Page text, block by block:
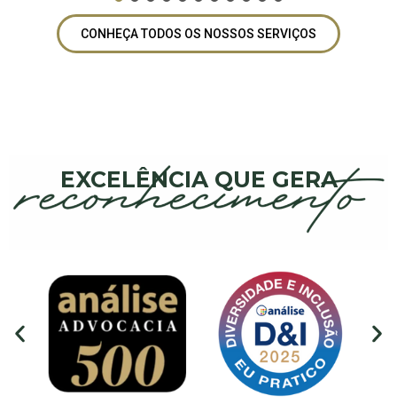
CONHEÇA TODOS OS NOSSOS SERVIÇOS
EXCELÊNCIA QUE GERA